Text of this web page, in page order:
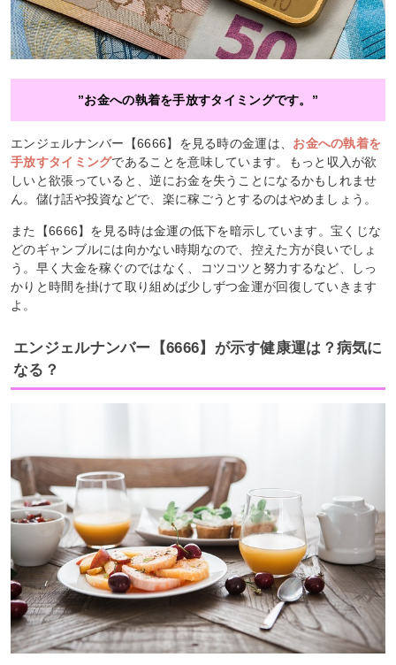
”お金への執着を手放すタイミングです。”
エンジェルナンバー【6666】を見る時の金運は、 お金への執着を
手放すタイミングであることを意味しています。もっと収入が欲
しいと欲張っていると、逆にお金を失うことになるかもしれませ
ん。儲け話や投資などで、楽に稼ごうとするのはやめましょう。
また【6666】を見る時は金運の低下を暗示しています。宝くじな
どのギャンブルには向かない時期なので、控えた方が良いでしょ
う。早く大金を稼ぐのではなく、コツコツと努力するなど、しっ
かりと時間を掛けて取り組めば少しずつ金運が回復していきます
よ。
エンジェルナンバー【6666】が示す健康運は？病気に
なる？